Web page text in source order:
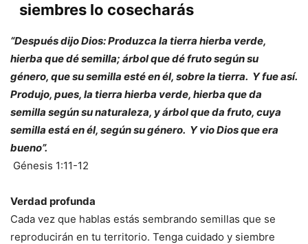
siembres lo cosecharás
“Después dijo Dios: Produzca la tierra hierba verde,
hierba que dé semilla; árbol que dé fruto según su
género, que su semilla esté en él, sobre la tierra. Y fue así.
Produjo, pues, la tierra hierba verde, hierba que da
semilla según su naturaleza, y árbol que da fruto, cuya
semilla está en él, según su género. Y vio Dios que era
bueno”.
Génesis 1:11-12
Verdad profunda
Cada vez que hablas estás sembrando semillas que se
reproducirán en tu territorio. Tenga cuidado y siembre